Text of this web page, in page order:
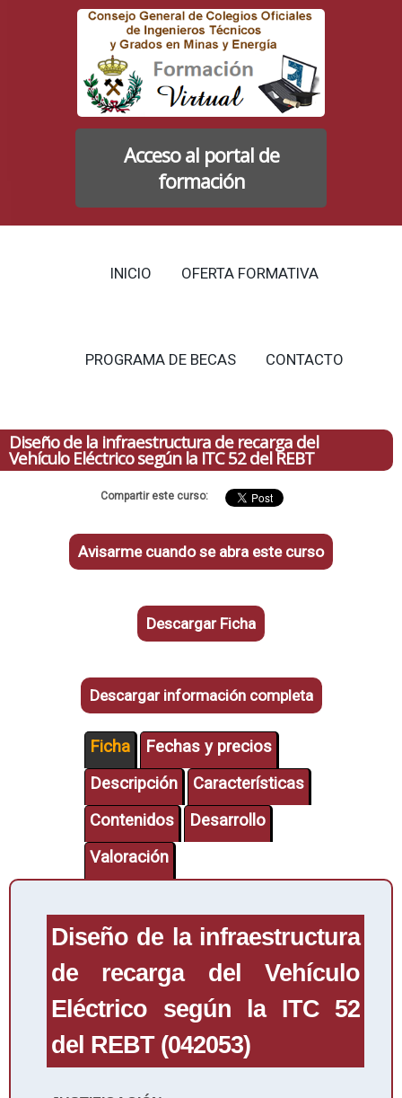
Acceso al portal de
formación
INICIO OFERTA FORMATIVA
PROGRAMA DE BECAS CONTACTO
Diseño de la infraestructura de recarga del
Vehículo Eléctrico según la ITC 52 del REBT
Compartir este curso:
Avisarme cuando se abra este curso
Descargar Ficha
Descargar información completa
Ficha
Fechas y precios
Descripción
Características
Contenidos
Desarrollo
Valoración
Diseño de la infraestructura
de recarga del Vehículo
Eléctrico según la ITC 52
del REBT (042053)